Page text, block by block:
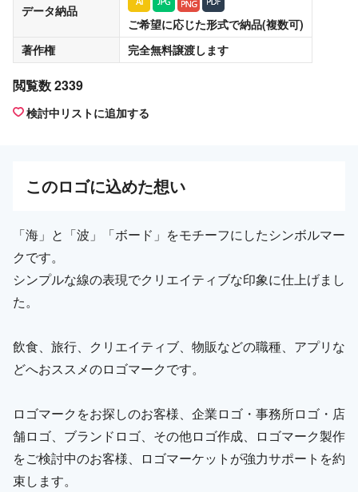
データ納品
ご希望に応じた形式で納品(複数可)
著作権
完全無料譲渡します
閲覧数 2339
検討中リストに追加する
このロゴに込めた想い
「海」と「波」「ボード」をモチーフにしたシンボルマー
クです。
シンプルな線の表現でクリエイティブな印象に仕上げまし
た。
飲食、旅行、クリエイティブ、物販などの職種、アプリな
どへおススメのロゴマークです。
ロゴマークをお探しのお客様、企業ロゴ・事務所ロゴ・店
舗ロゴ、ブランドロゴ、その他ロゴ作成、ロゴマーク製作
をご検討中のお客様、ロゴマーケットが強力サポートを約
束します。